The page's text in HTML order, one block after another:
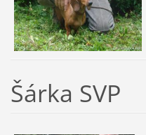
Šárka SVP